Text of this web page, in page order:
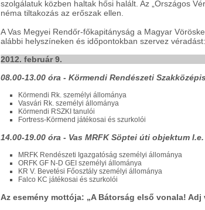
szolgálatuk közben haltak hősi halált. Az „Országos
néma tiltakozás az erőszak ellen.
A Vas Megyei Rendőr-főkapitányság a Magyar
alábbi helyszíneken és időpontokban szervez véradást:
2012. február 9.
08.00-13.00 óra - Körmendi Rendészeti
Körmendi Rk. személyi állománya
Vasvári Rk. személyi állománya
Körmendi RSZKI tanulói
Fortress-Körmend játékosai és szurkolói
14.00-19.00 óra - Vas MRFK Söptei úti objektum
MRFK Rendészeti Igazgatóság személyi állománya
ORFK GF N-D GEI személyi állománya
KR V. Bevetési Főosztály személyi állománya
Falco KC játékosai és szurkolói
Az esemény mottója: „A Bátorság első vonala!